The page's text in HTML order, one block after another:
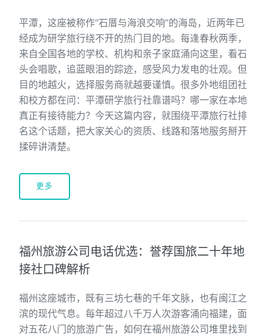
平潭，这座被称作“石厝与海浪交响”的海岛，近两年已
经成为研学旅行绕不开的热门目的地。每逢春秋两季，
来自全国各地的学校、机构和亲子家庭涌向这里，看石
头会唱歌，追蓝眼泪的踪迹，感受风力发电的壮观。但
目的地越火，选择服务商就越要谨慎。很多外地组团社
和校方都在问：平潭研学旅行社靠谱吗？哪一家在本地
真正有接待能力？今天这篇内容，就围绕平潭旅行社排
名这个话题，把大家关心的资质、线路和落地服务掰开
揉碎讲清楚。
更多
福州旅游公司电话优选：誉荐国旅二十年地
接社口碑解析
福州这座城市，既有三坊七巷的千年文脉，也有闽江之
滨的现代气息。每年超过八千万人次游客涌向福建，面
对五花八门的旅游广告，如何在福州旅游公司堆里找到